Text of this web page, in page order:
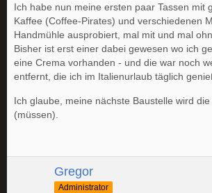
Ich habe nun meine ersten paar Tassen mit
Kaffee (Coffee-Pirates) und verschiedenen
Handmühle ausprobiert, mal mit und mal
Bisher ist erst einer dabei gewesen wo ich
eine Crema vorhanden - und die war noch
entfernt, die ich im Italienurlaub täglich
Ich glaube, meine nächste Baustelle wird
(müssen).
Gregor
Administrator